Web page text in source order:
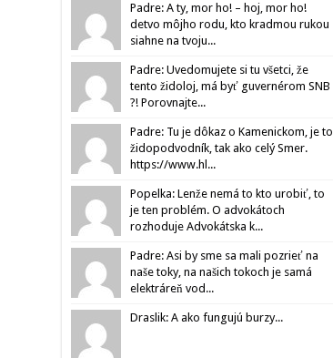
Padre: A ty, mor ho! – hoj, mor ho!
detvo môjho rodu, kto kradmou rukou
siahne na tvoju...
Padre: Uvedomujete si tu všetci, že
tento židoloj, má byť guvernérom SNB
?! Porovnajte...
Padre: Tu je dôkaz o Kamenickom, je to
židopodvodník, tak ako celý Smer.
https://www.hl...
Popelka: Lenže nemá to kto urobiť, to
je ten problém. O advokátoch
rozhoduje Advokátska k...
Padre: Asi by sme sa mali pozrieť na
naše toky, na našich tokoch je samá
elektráreň vod...
Draslik: A ako fungujú burzy...